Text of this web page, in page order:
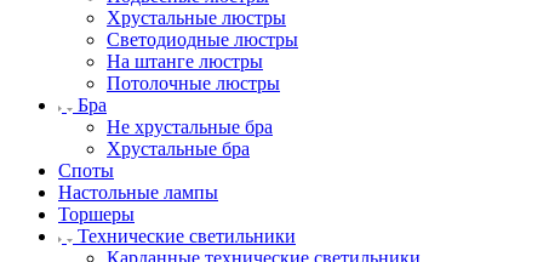
Хрустальные люстры
Светодиодные люстры
На штанге люстры
Потолочные люстры
Бра
Не хрустальные бра
Хрустальные бра
Споты
Настольные лампы
Торшеры
Технические светильники
Карданные технические светильники